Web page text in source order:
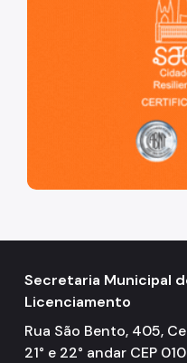
Secretaria Municipal
Licenciamento
Rua São Bento, 405,
21° e 22° andar CEP